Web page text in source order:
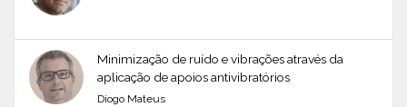
Minimização de ruído e vibrações através da
aplicação de apoios antivibratórios
Diogo Mateus